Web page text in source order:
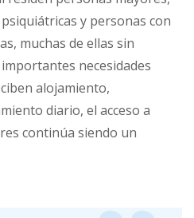
y personas con
muchas de ellas sin
necesidades
alojamiento,
diario, el acceso a
continúa siendo un